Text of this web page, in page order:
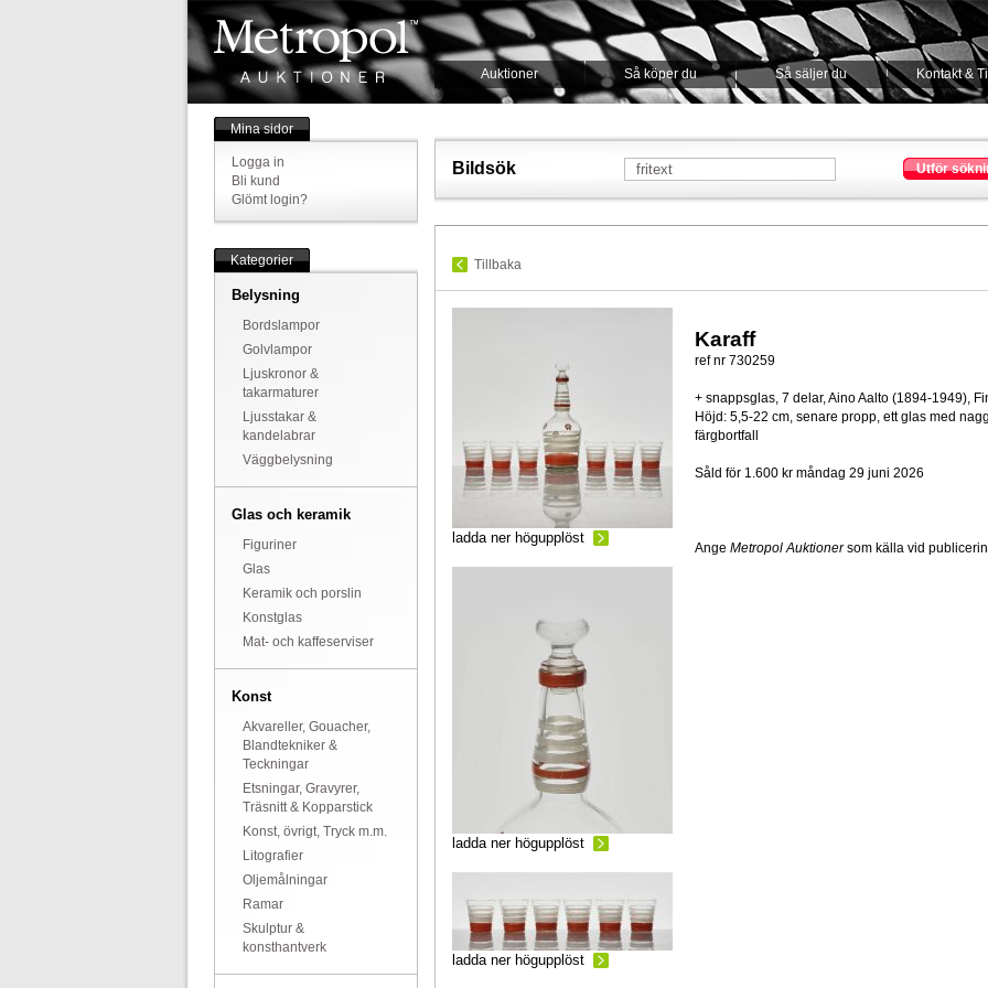
Auktioner Så köper du Så säljer du Kontakt &
Mina sidor
Logga in
Bli kund
Glömt login?
Kategorier
Belysning
Bordslampor
Golvlampor
Ljuskronor &
takarmaturer
Ljusstakar &
kandelabrar
Väggbelysning
Glas och keramik
Figuriner
Glas
Keramik och porslin
Konstglas
Mat- och kaffeserviser
Konst
Akvareller, Gouacher,
Blandtekniker &
Teckningar
Etsningar, Gravyrer,
Träsnitt & Kopparstick
Konst, övrigt, Tryck m.m.
Litografier
Oljemålningar
Ramar
Skulptur &
konsthantverk
Bildsök Utför
Tillbaka
ladda ner högupplöst
ladda ner högupplöst
ladda ner högupplöst
Karaff
ref nr 730259
+ snappsglas, 7 delar, Aino Aalto (1894-1949),
Höjd: 5,5-22 cm, senare propp, ett glas med
färgbortfall
Såld för 1.600 krmåndag 29 juni 2026
Ange Metropol Auktionersom källa vid